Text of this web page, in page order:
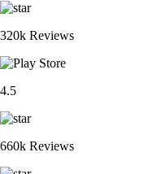
320k Reviews
4.5
660k Reviews